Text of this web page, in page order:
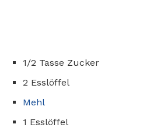
1/2 Tasse Zucker
2 Esslöffel
Mehl
1 Esslöffel